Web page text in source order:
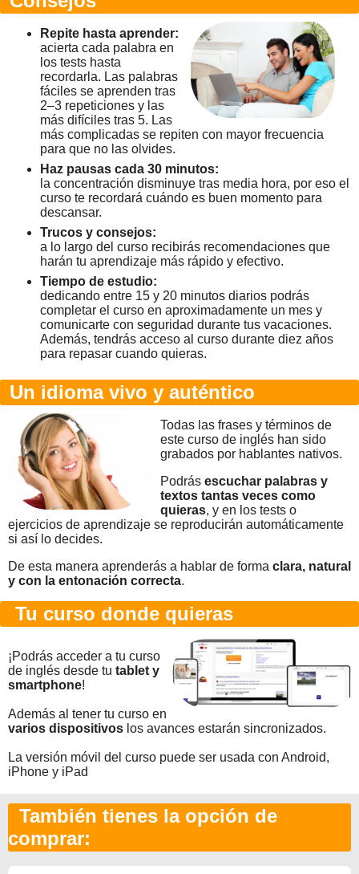
Repite hasta aprender:
acierta cada palabra en
los tests hasta
recordarla. Las palabras
fáciles se aprenden tras
2–3 repeticiones y las
más difíciles tras 5. Las
más complicadas se repiten con mayor frecuencia
para que no las olvides.
Haz pausas cada 30 minutos:
la concentración disminuye tras media hora, por eso el
curso te recordará cuándo es buen momento para
descansar.
Trucos y consejos:
a lo largo del curso recibirás recomendaciones que
harán tu aprendizaje más rápido y efectivo.
Tiempo de estudio:
dedicando entre 15 y 20 minutos diarios podrás
completar el curso en aproximadamente un mes y
comunicarte con seguridad durante tus vacaciones.
Además, tendrás acceso al curso durante diez años
para repasar cuando quieras.
Un idioma vivo y auténtico
Todas las frases y términos de
este curso de inglés han sido
grabados por hablantes nativos.
Podrás escuchar palabras y
textos tantas veces como
quieras, y en los tests o
ejercicios de aprendizaje se reproducirán automáticamente
si así lo decides.
De esta manera aprenderás a hablar de forma clara, natural
y con la entonación correcta.
Tu curso donde quieras
¡Podrás acceder a tu curso
de inglés desde tu tablet y
smartphone!
Además al tener tu curso en
varios dispositivos los avances estarán sincronizados.
La versión móvil del curso puede ser usada con Android,
iPhone y iPad
También tienes la opción de
comprar: